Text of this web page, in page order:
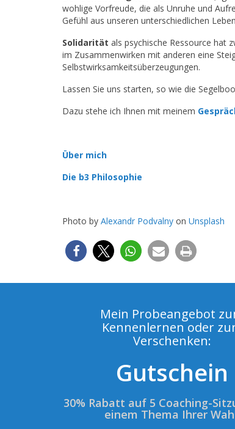
wohlige Vorfreude, die als Unruhe und
Gefühl aus unseren unterschiedlichen
Solidarität als psychische Ressource hat
im Zusammenwirken mit anderen eine
Selbstwirksamkeitsüberzeugungen.
Lassen Sie uns starten, so wie die
Dazu stehe ich Ihnen mit meinem
Über mich
Die b3 Philosophie
Photo by Alexandr Podvalny on Unsplash
Mein Probeangebot
Kennenlernen oder
Verschenken:
Gutschein
30% Rabatt auf 5 Coaching-
einem Thema Ihrer